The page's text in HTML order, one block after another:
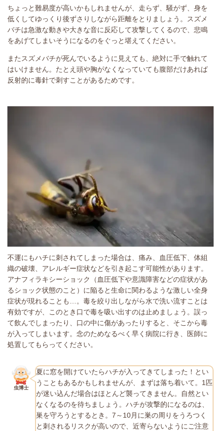
ちょっと難易度が高いかもしれませんが、走らず、騒がず、身を
低くしてゆっくり後ずさりしながら距離をとりましょう。スズメ
バチは急激な動きや大きな音に反応して攻撃してくるので、悲鳴
をあげてしまいそうになるのをぐっと堪えてください。
またスズメバチが死んでいるように見えても、絶対に手で触れて
はいけません。たとえ頭や胸がなくなっていても腹部だけあれば
反射的に毒針で刺すことがあるためです。
不運にもハチに刺されてしまった場合は、痛み、血圧低下、体組
織の破壊、アレルギー症状などを引き起こす可能性があります。
アナフィラキシーショック（血圧低下や意識障害などの症状があ
るショック状態のこと）に陥ると生命に関わるような激しい全身
症状が現れることも…。毒を絞り出しながら水で洗い流すことは
有効ですが、このとき口で毒を吸い出すのは止めましょう。誤っ
て飲んでしまったり、口の中に傷があったりすると、そこから毒
が入ってしまいます。念のためなるべく早く病院に行き、医師に
処置してもらってください。
虫博士
夏に窓を開けていたらハチが入ってきてしまった！とい
うこともあるかもしれませんが、まずは落ち着いて。1匹
が迷い込んだ場合はほとんど襲ってきません。自然とい
なくなるのを待ちましょう。ハチが攻撃的になるのは、
巣を守ろうとするとき。7～10月に巣の周りをうろつく
と刺されるリスクが高いので、近寄らないようにご注意